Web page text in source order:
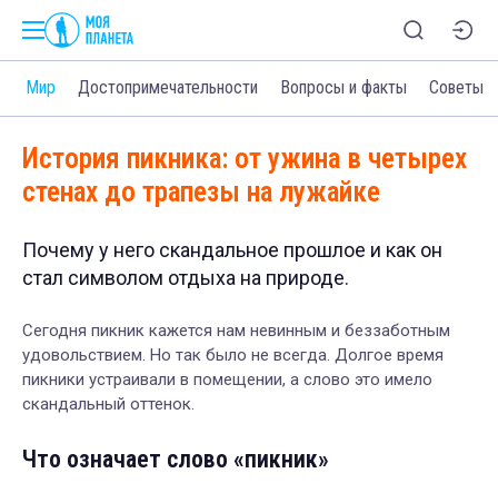
Мир Достопримечательности Вопросы и факты Советы
История пикника: от ужина в четырех
стенах до трапезы на лужайке
Почему у него скандальное прошлое и как он
стал символом отдыха на природе.
Сегодня пикник кажется нам невинным и беззаботным
удовольствием. Но так было не всегда. Долгое время
пикники устраивали в помещении, а слово это имело
скандальный оттенок.
Что означает слово «пикник»